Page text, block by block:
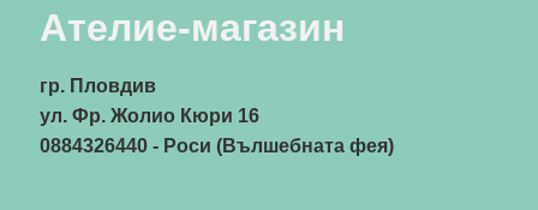
Ателие-магазин
гр. Пловдив
ул. Фр. Жолио Кюри 16
0884326440- Роси (Вълшебната фея)